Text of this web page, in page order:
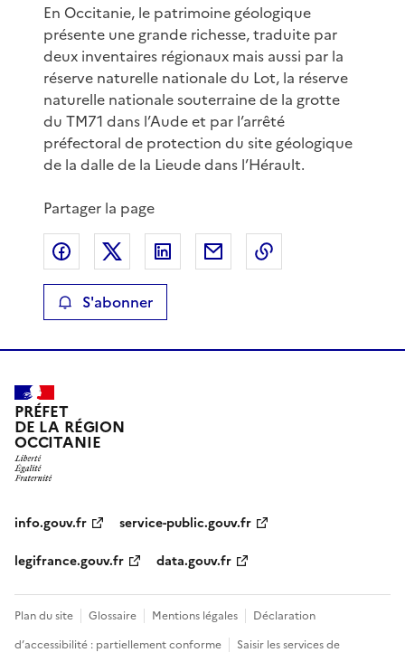
En Occitanie, le patrimoine géologique
présente une grande richesse, traduite par
deux inventaires régionaux mais aussi par la
réserve naturelle nationale du Lot, la réserve
naturelle nationale souterraine de la grotte
du TM71 dans l’Aude et par l’arrêté
préfectoral de protection du site géologique
de la dalle de la Lieude dans l’Hérault.
Partager la page
Partager sur Facebook
Partager sur XPartager sur LinkedIn
Partager par email
S'abonner
PRÉFET
DE LA RÉGION
OCCITANIE
info.gouv.fr
service-public.gouv.fr
legifrance.gouv.fr
data.gouv.fr
Plan du site Glossaire Mentions légales
Déclaration
d’accessibilité : partiellement conforme
Saisir les services de